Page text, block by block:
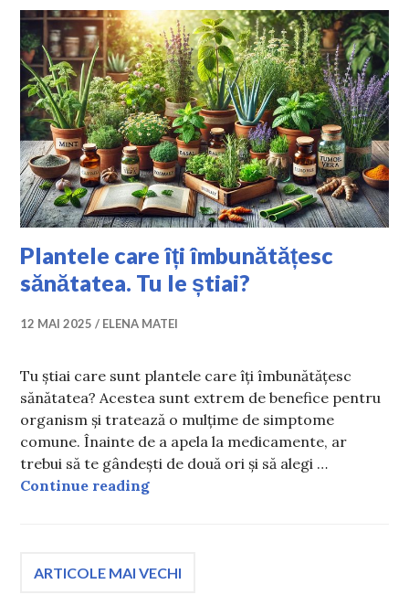
Plantele care îți îmbunătățesc
sănătatea. Tu le știai?
12 MAI 2025 ELENA MATEI
Tu știai care sunt plantele care îți îmbunătățesc
sănătatea? Acestea sunt extrem de benefice pentru
organism și tratează o mulțime de simptome
comune. Înainte de a apela la medicamente, ar
trebui să te gândești de două ori și să alegi …
Continue readingPlantele care îți îmbunătățesc
Navigare
ARTICOLE MAI VECHI